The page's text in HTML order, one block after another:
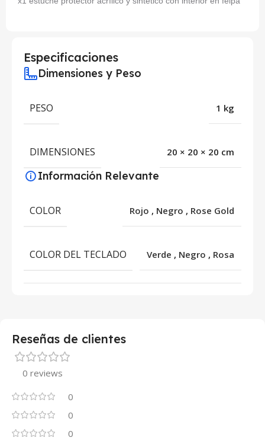
Especificaciones
Dimensiones y Peso
PESO 1 kg
DIMENSIONES 20 × 20 × 20 cm
Información Relevante
COLOR Rojo , Negro , Rose Gold
COLOR DEL TECLADO Verde , Negro , Rosa
Reseñas de clientes
0 reviews
0
0
0